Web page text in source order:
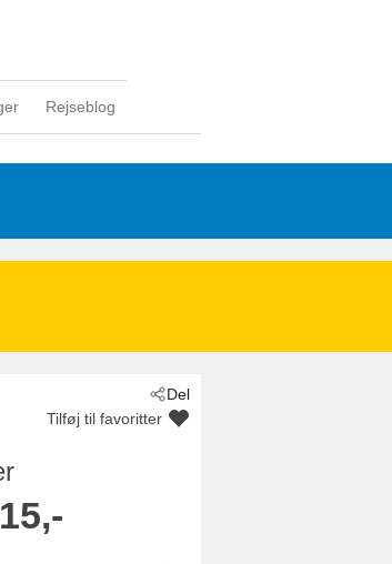
Rejseblog
Del
Tilføj til favoritter